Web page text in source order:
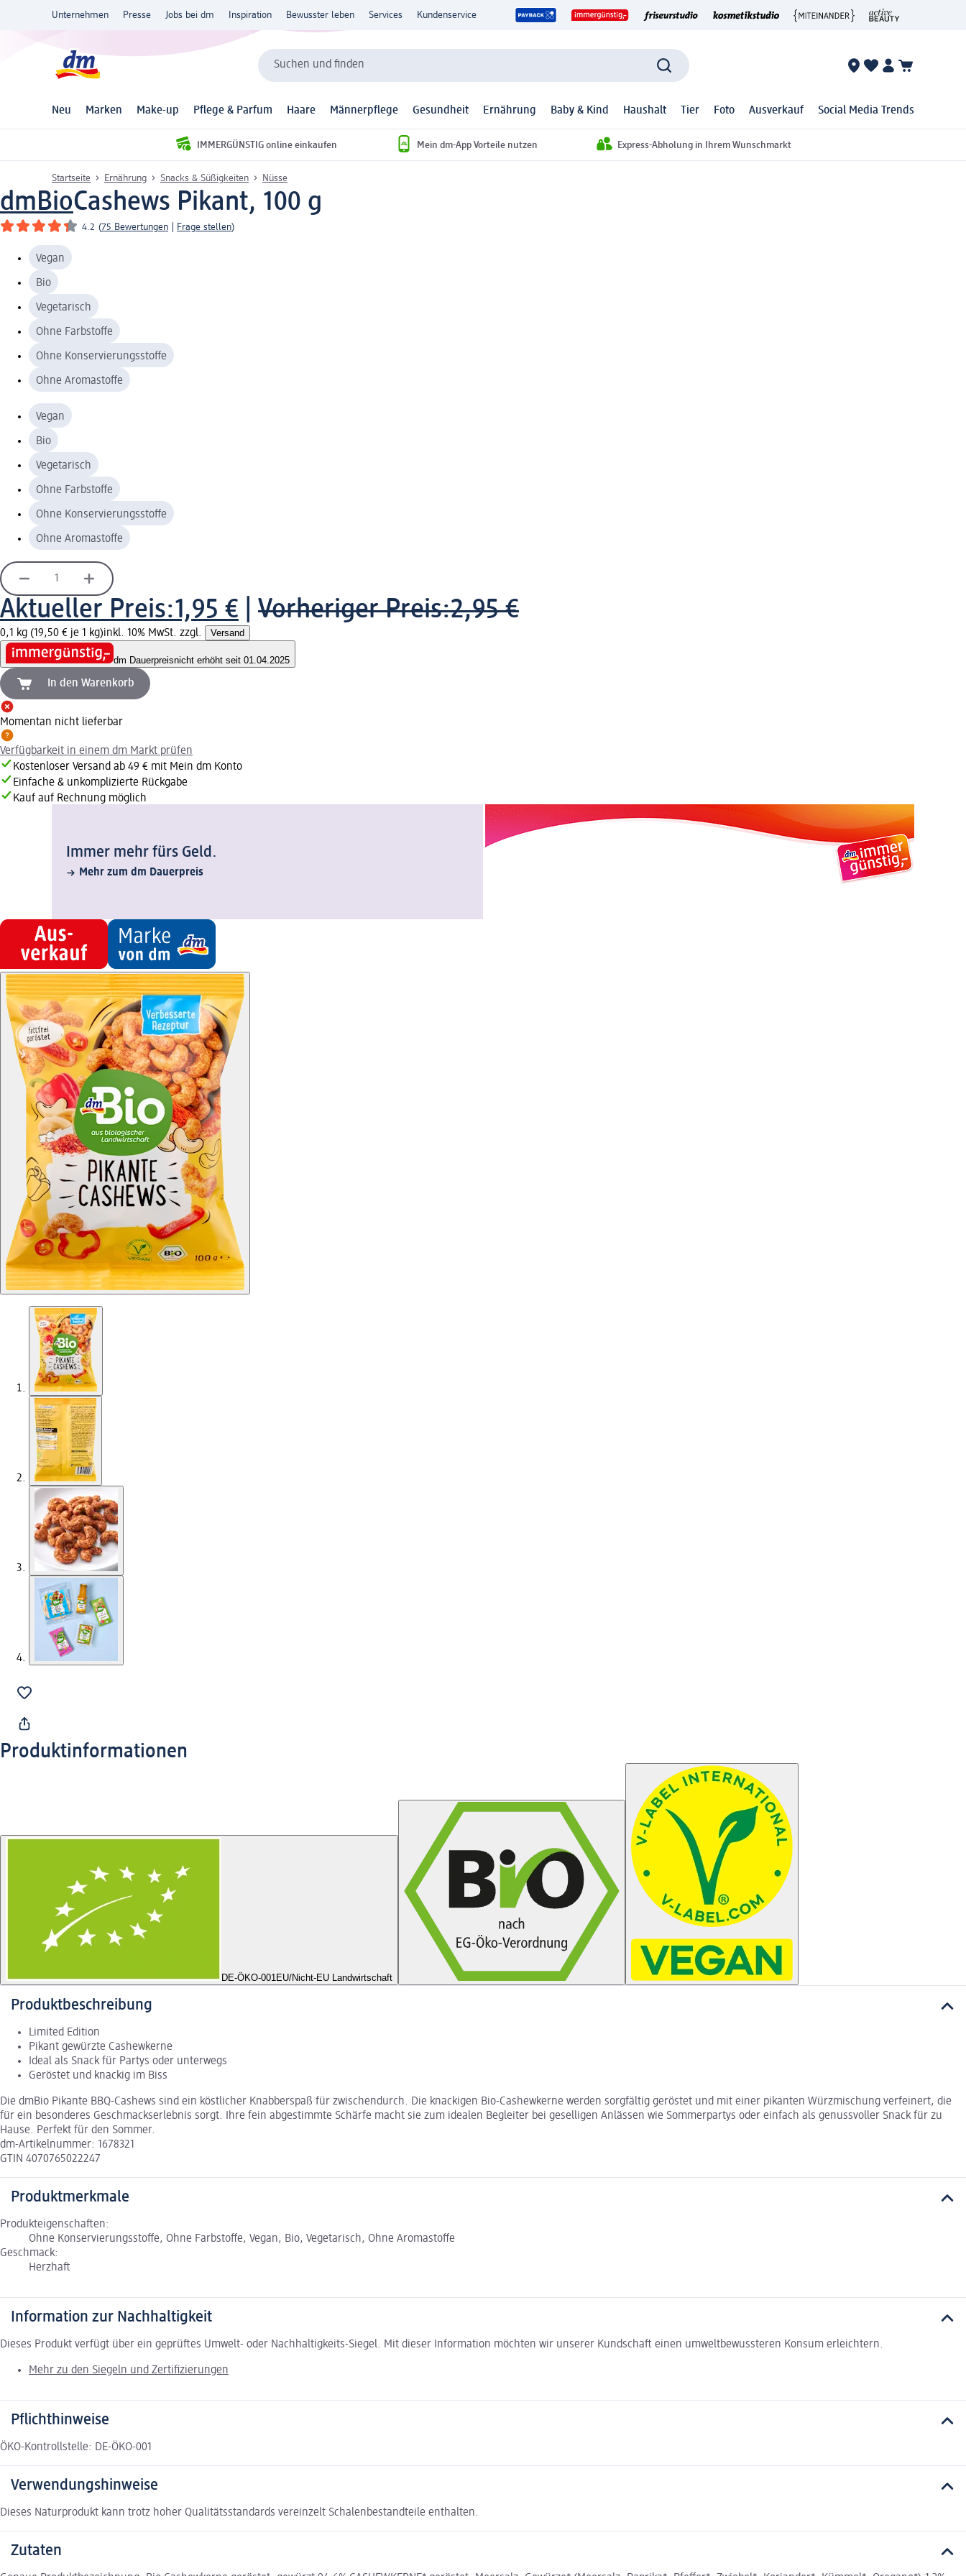
Unternehmen Presse Jobs bei dm Inspiration Bewusster leben Services Kundenservice
Suchen und finden
Neu Marken Make-up Pflege & Parfum Haare Männerpflege Gesundheit Ernährung Baby & Kind Haushalt Tier Foto Ausverkauf Social Media Trends
IMMERGÜNSTIG online einkaufen Mein dm-App Vorteile nutzen Express-Abholung in Ihrem Wunschmarkt
Startseite Ernährung Snacks & Süßigkeiten Nüsse
dmBioCashews Pikant, 100 g
4.2 (75 Bewertungen Frage stellen)
Vegan
Bio
Vegetarisch
Ohne Farbstoffe
Ohne Konservierungsstoffe
Ohne Aromastoffe
Vegan
Bio
Vegetarisch
Ohne Farbstoffe
Ohne Konservierungsstoffe
Ohne Aromastoffe
Aktueller Preis:1,95 € Vorheriger Preis:2,95 €
0,1 kg (19,50 € je 1 kg)inkl. 10% MwSt. zzgl. Versand
dm Dauerpreisnicht erhöht seit 01.04.2025
In den Warenkorb
Momentan nicht lieferbar
Verfügbarkeit in einem dm Markt prüfen
Kostenloser Versand ab 49 € mit Mein dm Konto
Einfache & unkomplizierte Rückgabe
Kauf auf Rechnung möglich
Immer mehr fürs Geld.
Mehr zum dm Dauerpreis
Produktinformationen
DE-ÖKO-001EU/Nicht-EU Landwirtschaft
Produktbeschreibung
Limited Edition
Pikant gewürzte Cashewkerne
Ideal als Snack für Partys oder unterwegs
Geröstet und knackig im Biss
Die dmBio Pikante BBQ-Cashews sind ein köstlicher Knabberspaß für zwischendurch. Die knackigen Bio-Cashewkerne werden sorgfältig geröstet und mit einer pikanten Würzmischung verfeinert, die
für ein besonderes Geschmackserlebnis sorgt. Ihre fein abgestimmte Schärfe macht sie zum idealen Begleiter bei geselligen Anlässen wie Sommerpartys oder einfach als genussvoller Snack für zu
Hause. Perfekt für den Sommer.
dm-Artikelnummer: 1678321
GTIN 4070765022247
Produktmerkmale
Produkteigenschaften:
Ohne Konservierungsstoffe, Ohne Farbstoffe, Vegan, Bio, Vegetarisch, Ohne Aromastoffe
Geschmack:
Herzhaft
Information zur Nachhaltigkeit
Dieses Produkt verfügt über ein geprüftes Umwelt- oder Nachhaltigkeits-Siegel. Mit dieser Information möchten wir unserer Kundschaft einen umweltbewussteren Konsum erleichtern.
Mehr zu den Siegeln und Zertifizierungen
Pflichthinweise
ÖKO-Kontrollstelle: DE-ÖKO-001
Verwendungshinweise
Dieses Naturprodukt kann trotz hoher Qualitätsstandards vereinzelt Schalenbestandteile enthalten.
Zutaten